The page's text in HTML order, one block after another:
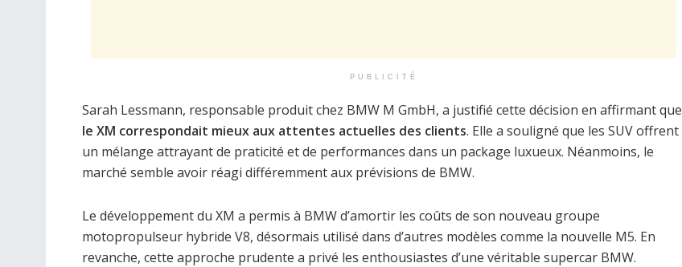
PUBLICITÉ
Sarah Lessmann, responsable produit chez BMW M GmbH, a justifié cette décision en affirmant que
le XM correspondait mieux aux attentes actuelles des clients. Elle a souligné que les SUV offrent
un mélange attrayant de praticité et de performances dans un package luxueux. Néanmoins, le
marché semble avoir réagi différemment aux prévisions de BMW.
Le développement du XM a permis à BMW d’amortir les coûts de son nouveau groupe
motopropulseur hybride V8, désormais utilisé dans d’autres modèles comme la nouvelle M5. En
revanche, cette approche prudente a privé les enthousiastes d’une véritable supercar BMW.